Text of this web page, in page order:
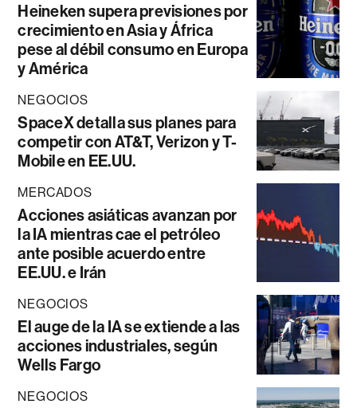
Heineken supera previsiones por
crecimiento en Asia y África
pese al débil consumo en Europa
y América
NEGOCIOS
SpaceX detalla sus planes para
competir con AT&T, Verizon y T-
Mobile en EE.UU.
MERCADOS
Acciones asiáticas avanzan por
la IA mientras cae el petróleo
ante posible acuerdo entre
EE.UU. e Irán
NEGOCIOS
El auge de la IA se extiende a las
acciones industriales, según
Wells Fargo
NEGOCIOS